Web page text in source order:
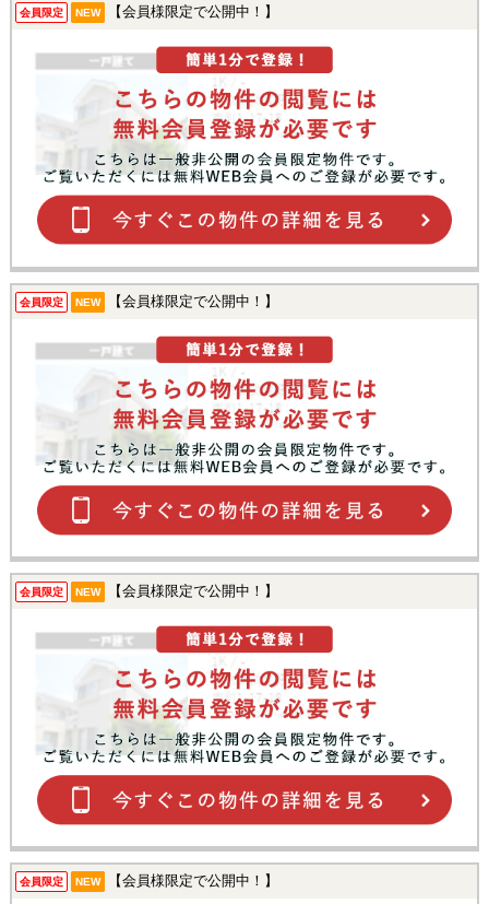
会員限定 NEW 【会員様限定で公開中！】
会員限定 NEW 【会員様限定で公開中！】
会員限定 NEW 【会員様限定で公開中！】
会員限定 NEW 【会員様限定で公開中！】